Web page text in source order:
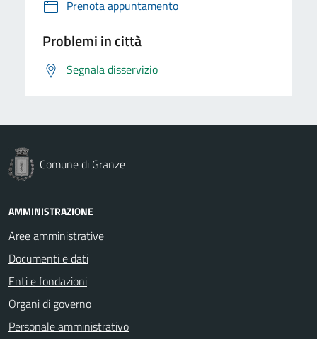
Prenota appuntamento
Problemi in città
Segnala disservizio
Comune di Granze
AMMINISTRAZIONE
Aree amministrative
Documenti e dati
Enti e fondazioni
Organi di governo
Personale amministrativo